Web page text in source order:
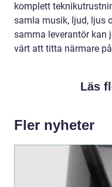
komplett
samla musik, ljud, ljus
samma leverantör kan
värt att titta närmare
Läs
Fler nyheter